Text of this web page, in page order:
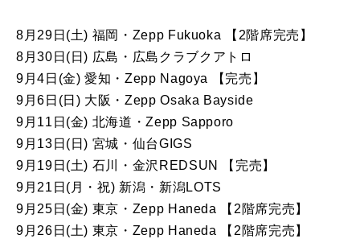
8月29日(土) 福岡・Zepp Fukuoka 【2階席完売】
8月30日(日) 広島・広島クラブクアトロ
9月4日(金) 愛知・Zepp Nagoya 【完売】
9月6日(日) 大阪・Zepp Osaka Bayside
9月11日(金) 北海道・Zepp Sapporo
9月13日(日) 宮城・仙台GIGS
9月19日(土) 石川・金沢REDSUN 【完売】
9月21日(月・祝) 新潟・新潟LOTS
9月25日(金) 東京・Zepp Haneda 【2階席完売】
9月26日(土) 東京・Zepp Haneda 【2階席完売】